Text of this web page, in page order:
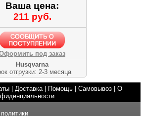
Ваша цена:
211 руб.
под заказ
Husqvarna
отгрузки: 2-3 месяца
Доставка| Помощь Самовывоз
О
политики